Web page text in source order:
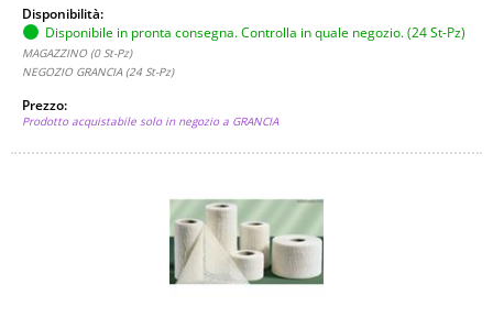
Disponibilità:
Disponibile in pronta consegna. Controlla in quale negozio. (24 St-Pz)
MAGAZZINO (0 St-Pz)
NEGOZIO GRANCIA (24 St-Pz)
Prezzo:
Prodotto acquistabile solo in negozio a GRANCIA